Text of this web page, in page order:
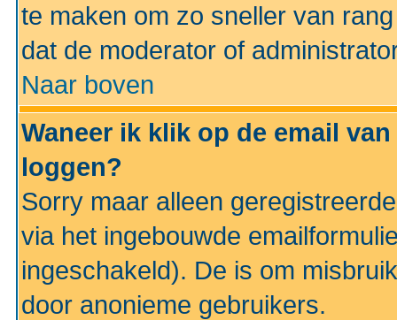
te maken om zo sneller van
dat de moderator of
Naar boven
Waneer ik klik op de email
loggen?
Sorry maar alleen
via het ingebouwde
ingeschakeld). De is om
door anonieme gebruikers.